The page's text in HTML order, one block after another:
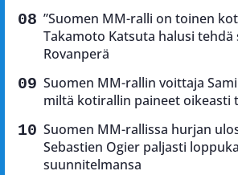
”Suomen MM-ralli on toinen
Takamoto Katsuta halusi tehdä
Rovanperä
Suomen MM-rallin voittaja
miltä kotirallin paineet oikeasti
Suomen MM-rallissa hurjan
Sebastien Ogier paljasti
suunnitelmansa